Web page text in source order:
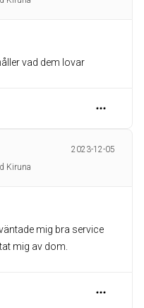
vad dem lovar
2023-12-05
Kiruna
mig bra service
mig av dom.